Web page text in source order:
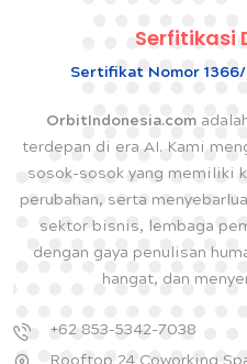
Serfitikasi
Sertifikat Nomor
OrbitIndonesia.com
terdepan di era AI. Kami
sosok-sosok yang memiliki
perubahan, serta
sektor bisnis, lembaga
dengan gaya penulisan
hangat, dan
+62 853-5342-7038